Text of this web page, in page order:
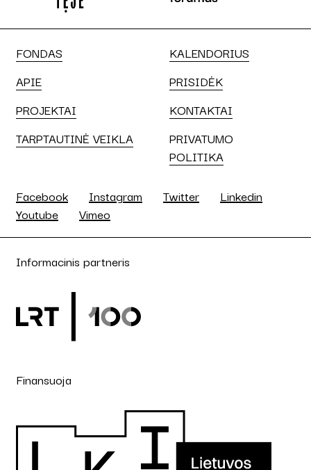
FONDAS
APIE
PROJEKTAI
TARPTAUTINĖ VEIKLA
KALENDORIUS
PRISIDĖK
KONTAKTAI
PRIVATUMO
POLITIKA
Facebook Instagram Twitter
Linkedin
Youtube
Vimeo
Informacinis partneris
Finansuoja